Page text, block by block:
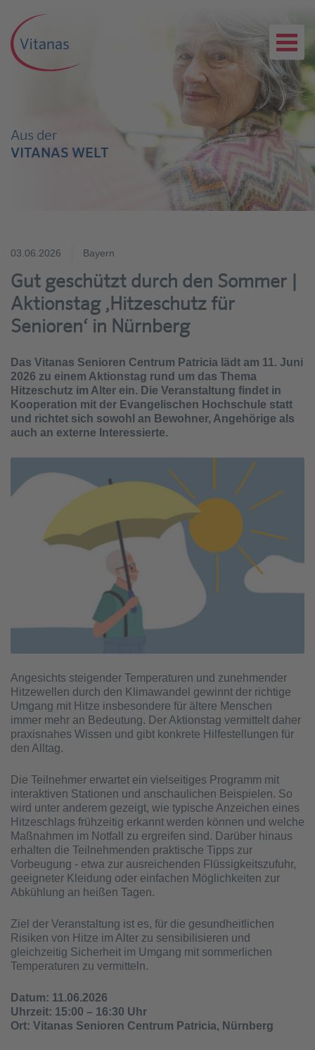
Aus der
VITANAS WELT
03.06.2026 Bayern
Gut geschützt durch den Sommer |
Aktionstag ‚Hitzeschutz für
Senioren‘ in Nürnberg
Das Vitanas Senioren Centrum Patricia lädt am 11. Juni
2026 zu einem Aktionstag rund um das Thema
Hitzeschutz im Alter ein. Die Veranstaltung findet in
Kooperation mit der Evangelischen Hochschule statt
und richtet sich sowohl an Bewohner, Angehörige als
auch an externe Interessierte.
Angesichts steigender Temperaturen und zunehmender
Hitzewellen durch den Klimawandel gewinnt der richtige
Umgang mit Hitze insbesondere für ältere Menschen
immer mehr an Bedeutung. Der Aktionstag vermittelt daher
praxisnahes Wissen und gibt konkrete Hilfestellungen für
den Alltag.
Die Teilnehmer erwartet ein vielseitiges Programm mit
interaktiven Stationen und anschaulichen Beispielen. So
wird unter anderem gezeigt, wie typische Anzeichen eines
Hitzeschlags frühzeitig erkannt werden können und welche
Maßnahmen im Notfall zu ergreifen sind. Darüber hinaus
erhalten die Teilnehmenden praktische Tipps zur
Vorbeugung - etwa zur ausreichenden Flüssigkeitszufuhr,
geeigneter Kleidung oder einfachen Möglichkeiten zur
Abkühlung an heißen Tagen.
Ziel der Veranstaltung ist es, für die gesundheitlichen
Risiken von Hitze im Alter zu sensibilisieren und
gleichzeitig Sicherheit im Umgang mit sommerlichen
Temperaturen zu vermitteln.
Datum: 11.06.2026
Uhrzeit: 15:00 – 16:30 Uhr
Ort: Vitanas Senioren Centrum Patricia, Nürnberg